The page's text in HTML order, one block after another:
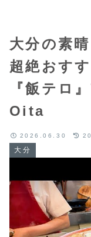
大分の素
超絶おす
『飯テロ
Oita
大分
2026.06.30